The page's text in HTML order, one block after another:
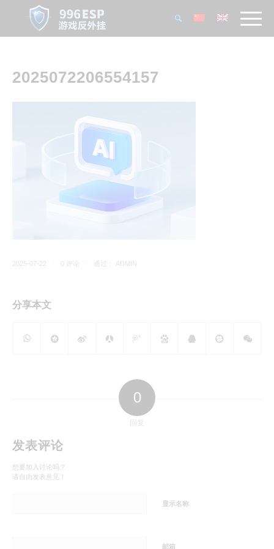
2025072206554157
2025-07-22 0 评论 通过： ADMIN
分享本文
0
回复
发表评论
想要加入讨论吗？
请自由发表意见！
显示名称
邮箱